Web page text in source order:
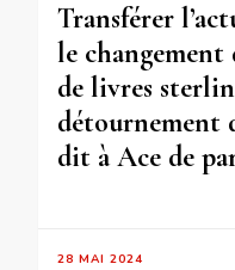
Transférer
le changement
de livres
détournement
dit à Ace de
28 MAI 2024